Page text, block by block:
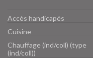
Accès handicapés
Cuisine
Chauffage (ind/coll) (type
(ind/coll))